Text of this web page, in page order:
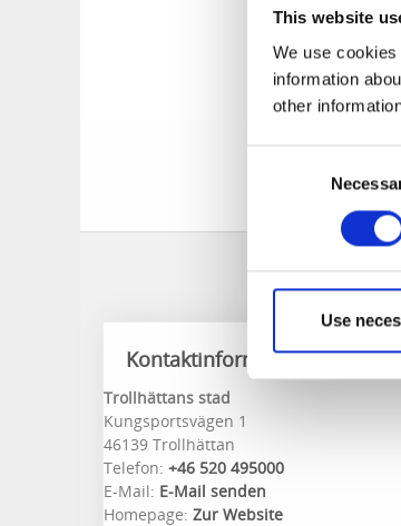
This website
We use
information
other
Use
Den
Café.
Kontaktinformation
Trollhättans stad
Kungsportsvägen 1
46139 Trollhättan
Telefon: +46 520 495000
E-Mail: E-Mail senden
Homepage: Zur Website